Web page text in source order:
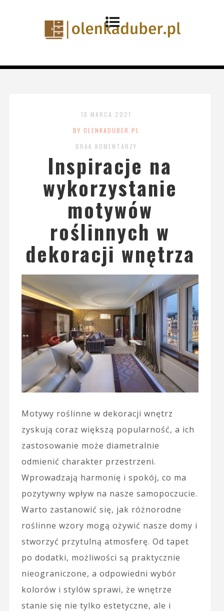
18 MARCA 2021
BY OLENKADUBER.PL
BRAK KOMENTARZY
Inspiracje na
wykorzystanie
motywów
roślinnych w
dekoracji wnętrza
Motywy roślinne w dekoracji wnętrz
zyskują coraz większą popularność, a ich
zastosowanie może diametralnie
odmienić charakter przestrzeni.
Wprowadzają harmonię i spokój, co ma
pozytywny wpływ na nasze samopoczucie.
Warto zastanowić się, jak różnorodne
roślinne wzory mogą ożywić nasze domy i
stworzyć przytulną atmosferę. Od tapet
po dodatki, możliwości są praktycznie
nieograniczone, a odpowiedni wybór
kolorów i stylów sprawi, że wnętrze
stanie się nie tylko estetyczne, ale i